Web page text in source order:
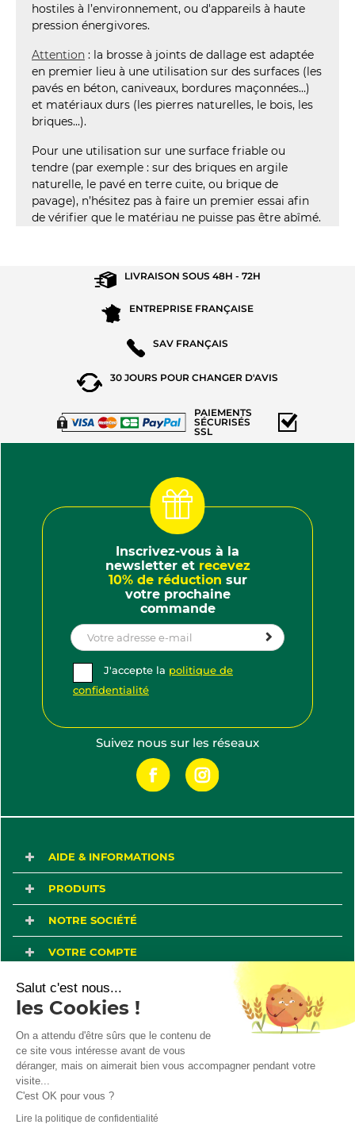
(49 AVIS)
hostiles à l’environnement, ou d'appareils à haute
pression énergivores.
Attention : la brosse à joints de dallage est adaptée
en premier lieu à une utilisation sur des surfaces (les
pavés en béton, caniveaux, bordures maçonnées…)
et matériaux durs (les pierres naturelles, le bois, les
briques...).
Pour une utilisation sur une surface friable ou
tendre (par exemple : sur des briques en argile
naturelle, le pavé en terre cuite, ou brique de
pavage), n’hésitez pas à faire un premier essai afin
de vérifier que le matériau ne puisse pas être abîmé.
LIVRAISON SOUS48H - 72H
ENTREPRISE FRANÇAISE
SAV FRANÇAIS
30 JOURS POUR CHANGER D'AVIS
PAIEMENTS
SÉCURISÉS
SSL
Inscrivez-vous à la
newsletter etrecevez
10% de réduction sur
votre prochaine
commande
J'accepte la politique de
confidentialité
Suivez nous sur les réseaux
AIDE & INFORMATIONS
PRODUITS
NOTRE SOCIÉTÉ
VOTRE COMPTE
Marchand approuvé par la Société des Avis Garantis,cliquez ici pour
© 2026 - Gardirex.fr
Salut c'est nous...
les Cookies !
On a attendu d'être sûrs que le contenu de
ce site vous intéresse avant de vous
déranger, mais on aimerait bien vous accompagner pendant votre
visite...
C'est OK pour vous ?
Lire la politique de confidentialité